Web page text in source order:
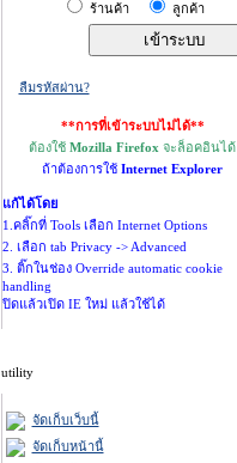
ร้านค้า ลูกค้า
ลืมรหัสผ่าน?
**การที่เข้าระบบไม่ได้**
ต้องใช้ Mozilla Firefox จะล็อคอินได้
ถ้าต้องการใช้ Internet Explorer
แก้ได้โดย
1.คลิ๊กที่ Tools เลือก Internet Options
2. เลือก tab Privacy -> Advanced
3. ติ๊กในช่อง Override automatic cookie
handling
ปิดแล้วเปิด IE ใหม่ แล้วใช้ได้
utility
จัดเก็บเว็บนี้
จัดเก็บหน้านี้